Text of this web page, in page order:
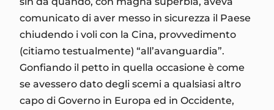
comunicato di aver messo in sicurezza il Paese
chiudendo i voli con la Cina, provvedimento
(citiamo testualmente) “all’avanguardia”.
Gonfiando il petto in quella occasione è come
se avessero dato degli scemi a qualsiasi altro
capo di Governo in Europa ed in Occidente,